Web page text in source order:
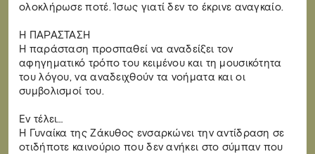
ολοκλήρωσε ποτέ. Ίσως γιατί δεν το έκρινε αναγκαίο.
Η ΠΑΡΑΣΤΑΣΗ
Η παράσταση προσπαθεί να αναδείξει τον
αφηγηματικό τρόπο του κειμένου και τη μουσικότητα
του λόγου, να αναδειχθούν τα νοήματα και οι
συμβολισμοί του.
Εν τέλει…
Η Γυναίκα της Ζάκυθος ενσαρκώνει την αντίδραση σε
οτιδήποτε καινούριο που δεν ανήκει στο σύμπαν που